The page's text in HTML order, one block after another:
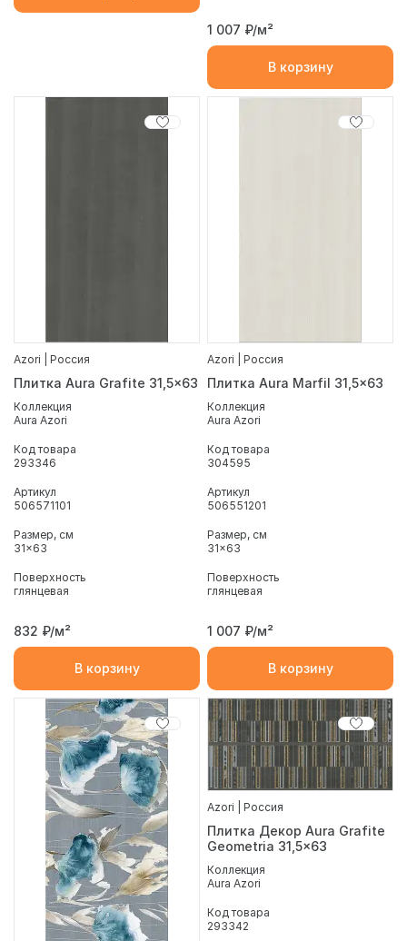
1 007 ₽/м²
В корзину
Azori | Россия
Плитка Aura Grafite 31,5x63
Коллекция
Aura Azori
Код товара
293346
Артикул
506571101
Размер, см
31x63
Поверхность
глянцевая
832 ₽/м²
В корзину
Azori | Россия
Плитка Aura Marfil 31,5x63
Коллекция
Aura Azori
Код товара
304595
Артикул
506551201
Размер, см
31x63
Поверхность
глянцевая
1 007 ₽/м²
В корзину
Azori | Россия
Плитка Декор Aura Grafite
Geometria 31,5x63
Коллекция
Aura Azori
Код товара
293342